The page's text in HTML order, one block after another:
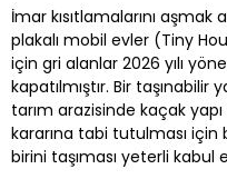
İmar kısıtlamalarını aşmak
plakalı mobil evler (Tiny
için gri alanlar 2026 yılı
kapatılmıştır. Bir taşınabilir
tarım arazisinde kaçak
kararına tabi tutulması
birini taşıması yeterli kabul